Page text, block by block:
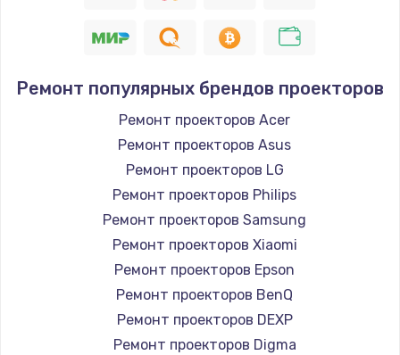
Ремонт популярных брендов проекторов
Ремонт проекторов Acer
Ремонт проекторов Asus
Ремонт проекторов LG
Ремонт проекторов Philips
Ремонт проекторов Samsung
Ремонт проекторов Xiaomi
Ремонт проекторов Epson
Ремонт проекторов BenQ
Ремонт проекторов DEXP
Ремонт проекторов Digma